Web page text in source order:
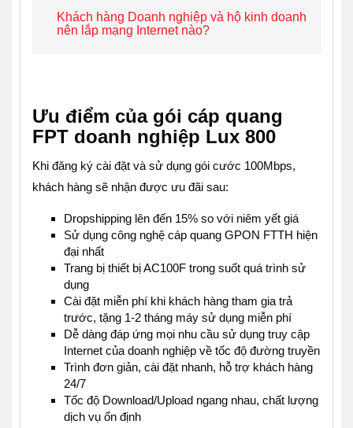
Khách hàng Doanh nghiệp và hộ kinh doanh
nên lắp mạng Internet nào?
Ưu điểm của gói cáp quang
FPT doanh nghiệp Lux 800
Khi đăng ký cài đặt và sử dụng gói cước 100Mbps,
khách hàng sẽ nhận được ưu đãi sau:
Dropshipping lên đến 15% so với niêm yết giá
Sử dụng công nghệ cáp quang GPON FTTH hiện
đại nhất
Trang bị thiết bị AC100F trong suốt quá trình sử
dụng
Cài đặt miễn phí khi khách hàng tham gia trả
trước, tặng 1-2 tháng máy sử dụng miễn phí
Dễ dàng đáp ứng mọi nhu cầu sử dụng truy cập
Internet của doanh nghiệp về tốc độ đường truyền
Trình đơn giản, cài đặt nhanh, hỗ trợ khách hàng
24/7
Tốc độ Download/Upload ngang nhau, chất lượng
dịch vụ ổn định